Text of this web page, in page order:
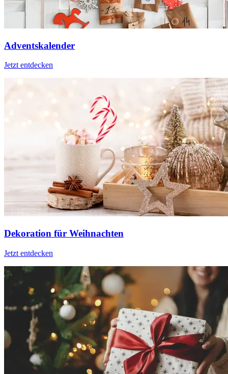
Adventskalender
Jetzt entdecken
Dekoration für Weihnachten
Jetzt entdecken